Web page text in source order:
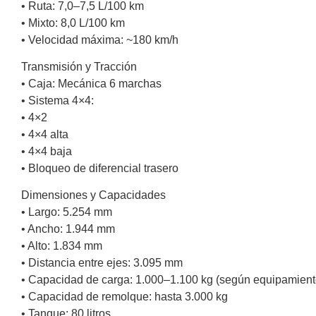
• Ruta: 7,0–7,5 L/100 km
• Mixto: 8,0 L/100 km
• Velocidad máxima: ~180 km/h
Transmisión y Tracción
• Caja: Mecánica 6 marchas
• Sistema 4×4:
• 4×2
• 4×4 alta
• 4×4 baja
• Bloqueo de diferencial trasero
Dimensiones y Capacidades
• Largo: 5.254 mm
• Ancho: 1.944 mm
• Alto: 1.834 mm
• Distancia entre ejes: 3.095 mm
• Capacidad de carga: 1.000–1.100 kg (según
• Capacidad de remolque: hasta 3.000 kg